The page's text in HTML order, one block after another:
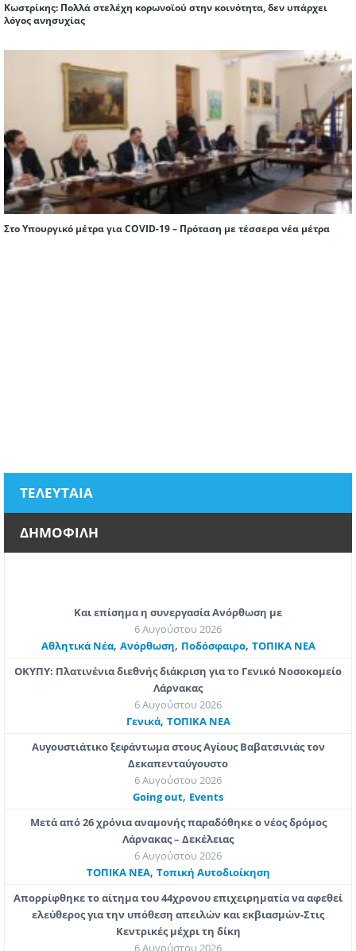
Κωστρίκης: Πολλά στελέχη κορωνοϊού στην κοινότητα, δεν υπάρχει
λόγος ανησυχίας
Στο Υπουργικό μέτρα για COVID-19 – Πρόταση με τέσσερα νέα μέτρα
ΤΕΛΕΥΤΑΙΑ
ΔΗΜΟΦΙΛΗ
Και επίσημα η συνεργασία Ανόρθωση με
6 Αυγούστου 2026
Αθλητικά Νέα, Ανόρθωση, Ποδόσφαιρο, ΤΟΠΙΚΑ ΝΕΑ
ΟΚΥΠΥ: Πλατινένια διεθνής διάκριση για το Γενικό Νοσοκομείο
Λάρνακας
6 Αυγούστου 2026
Γενικά, ΤΟΠΙΚΑ ΝΕΑ
Αυγουστιάτικο ξεφάντωμα στους Αγίους Βαβατσινιάς τον
Δεκαπενταύγουστο
6 Αυγούστου 2026
Going out, Εvents
Μετά από 26 χρόνια αναμονής παραδόθηκε ο νέος δρόμος
Λάρνακας – Δεκέλειας
6 Αυγούστου 2026
ΤΟΠΙΚΑ ΝΕΑ, Τοπική Αυτοδιοίκηση
Απορρίφθηκε το αίτημα του 44χρονου επιχειρηματία να αφεθεί
ελεύθερος για την υπόθεση απειλών και εκβιασμών-Στις
Κεντρικές μέχρι τη δίκη
6 Αυγούστου 2026